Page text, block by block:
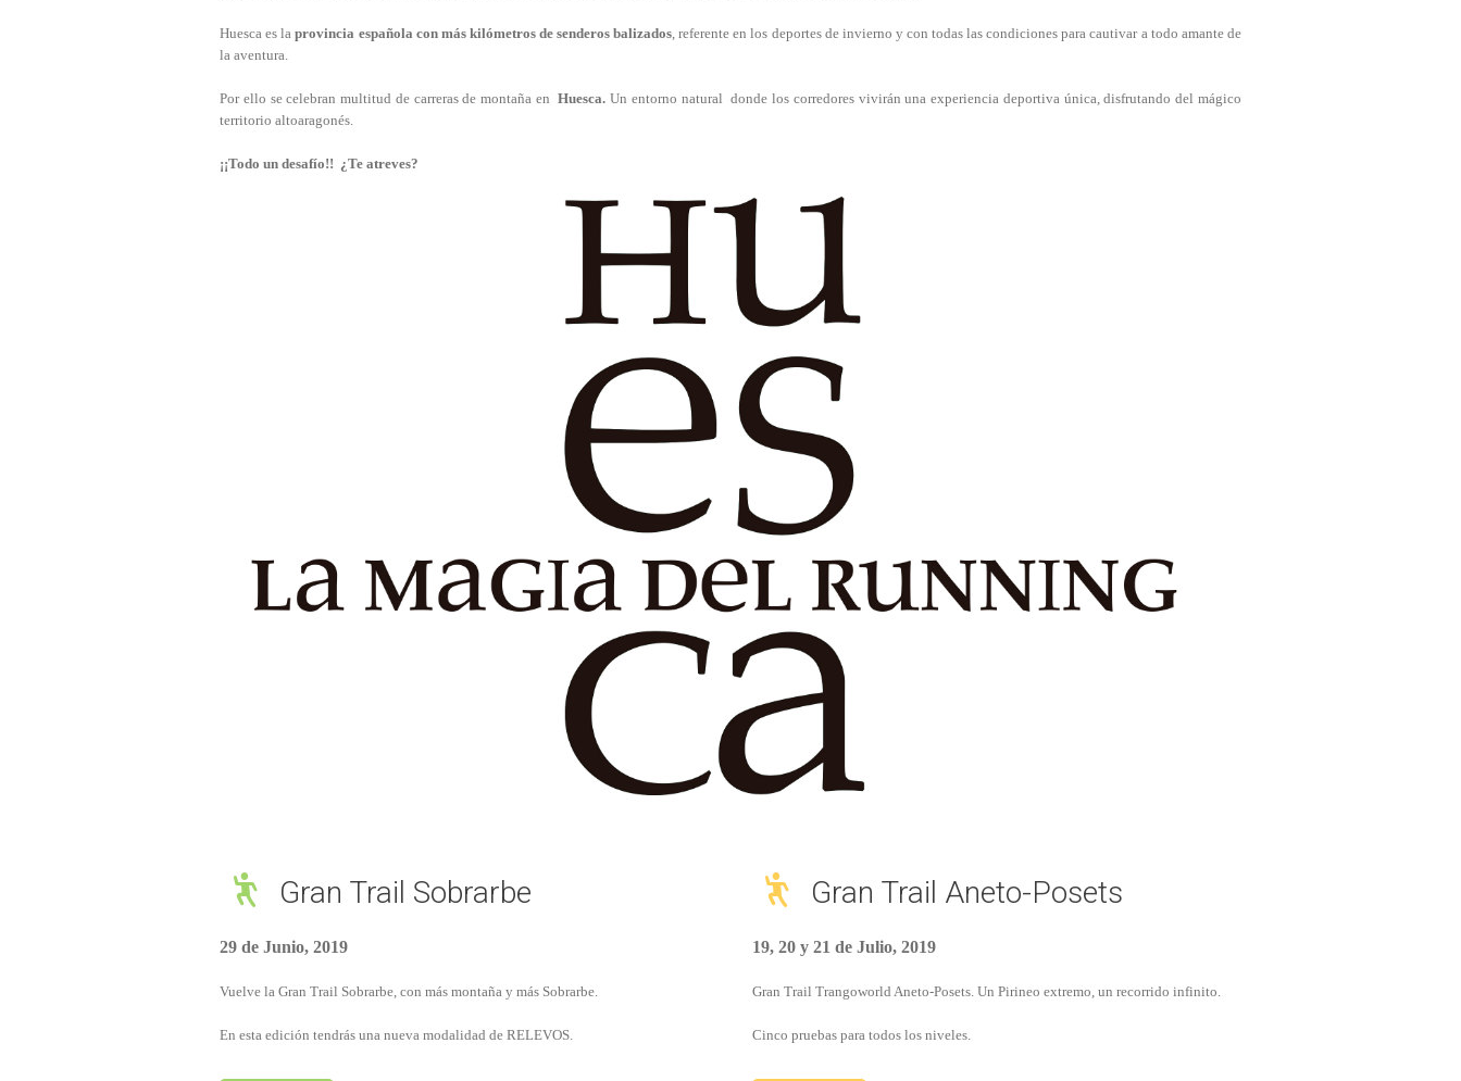
Huesca es laprovincia española con más kilómetros de senderos balizados, referente en los deportes de invierno y con todas las condiciones para cautivar a todo amante de
la aventura.
Por ello se celebran multitud de carreras de montaña enHuesca.Un entorno natural donde los corredores vivirán una experiencia deportiva única, disfrutando del mágico
territorio altoaragonés.
¡¡Todo un desafío!! ¿Te atreves?
Gran Trail Sobrarbe
29 de Junio, 2019
Vuelve la Gran Trail Sobrarbe, con más montaña y más Sobrarbe.
En esta edición tendrás una nueva modalidad de RELEVOS.
Gran Trail Aneto-Posets
19, 20 y 21 de Julio, 2019
Gran Trail Trangoworld Aneto-Posets. Un Pirineo extremo, un recorrido infinito.
Cinco pruebas para todos los niveles.